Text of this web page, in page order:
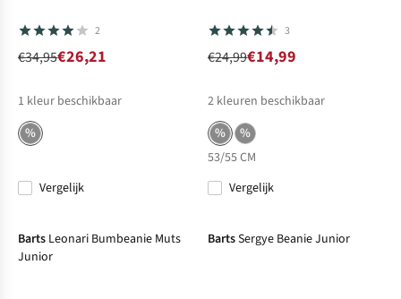
2
€34,95€26,21
1 kleur beschikbaar
%
Vergelijk
3
€24,99€14,99
2 kleuren beschikbaar
%
%
53/55 CM
Vergelijk
Barts Leonari Bumbeanie Muts
Junior
BartsSergye Beanie Junior